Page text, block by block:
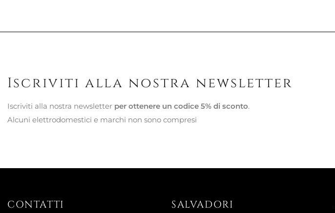
Iscriviti alla nostra newsletter
Iscriviti alla nostra newsletter per ottenere un codice 5% di sconto.
Alcuni elettrodomestici e marchi non sono compresi
CONTATTI SALVADORI